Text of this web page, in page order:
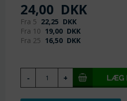
24,00 DKK
Fra 5 22,25 DKK
Fra 10 19,00 DKK
Fra 25 16,50 DKK